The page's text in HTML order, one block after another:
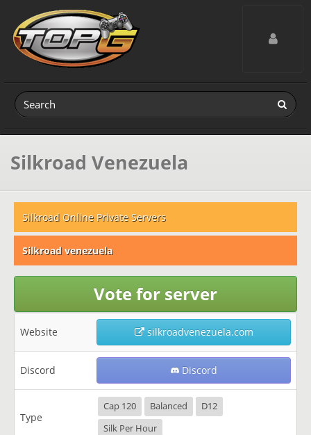
Toggle
Silkroad Venezuela
Silkroad Online Private Servers
Silkroad venezuela
Vote for server
Website silkroadvenezuela.com
Discord Discord
Type
Cap 120 Balanced
D12
Silk Per Hour